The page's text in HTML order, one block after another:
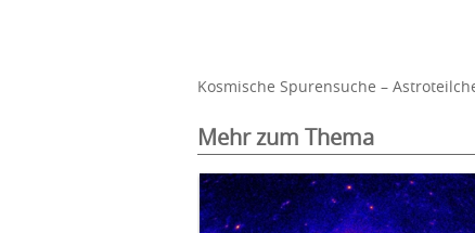
Kosmische Spurensuche –
Mehr zum Thema